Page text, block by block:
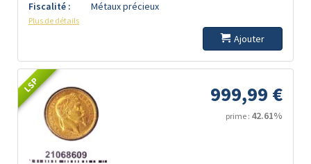
Fiscalité :
Métaux précieux
Plus de détails
Ajouter
LSP 999,99 €
prime : 42.61%